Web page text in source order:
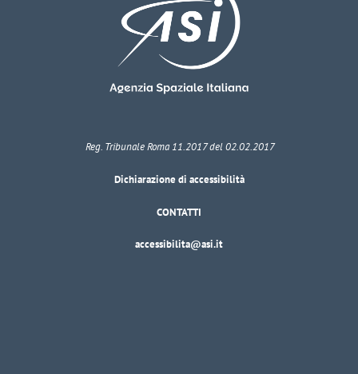
Reg. Tribunale Roma 11.2017 del 02.02.2017
Dichiarazione di accessibilità
CONTATTI
accessibilita@asi.it